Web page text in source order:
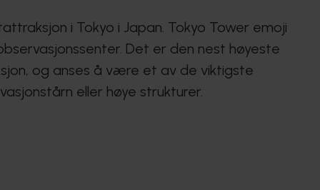
i Tokyo i Japan. Tokyo Tower emoji
Det er den nest høyeste
og anses å være et av de viktigste
eller høye strukturer.